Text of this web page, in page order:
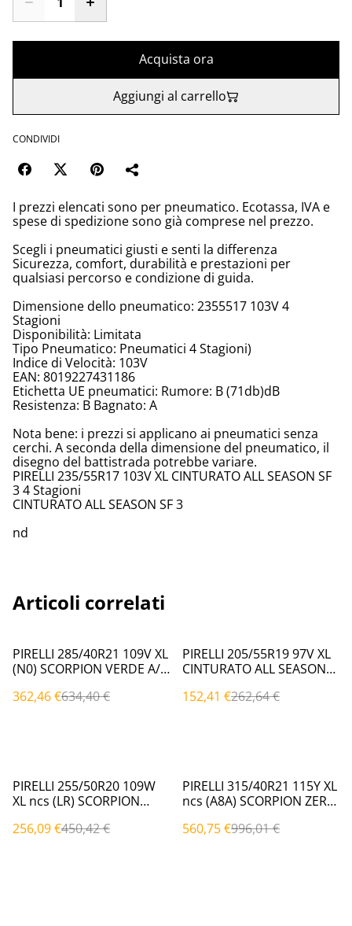
Acquista ora
Aggiungi al carrello
CONDIVIDI
I prezzi elencati sono per pneumatico. Ecotassa, IVA e
spese di spedizione sono già comprese nel prezzo.
Scegli i pneumatici giusti e senti la differenza
Sicurezza, comfort, durabilità e prestazioni per
qualsiasi percorso e condizione di guida.
Dimensione dello pneumatico: 2355517 103V 4
Stagioni
Disponibilità: Limitata
Tipo Pneumatico: Pneumatici 4 Stagioni)
Indice di Velocità: 103V
EAN: 8019227431186
Etichetta UE pneumatici: Rumore: B (71db)dB
Resistenza: B Bagnato: A
Nota bene: i prezzi si applicano ai pneumatici senza
cerchi. A seconda della dimensione del pneumatico, il
disegno del battistrada potrebbe variare.
PIRELLI 235/55R17 103V XL CINTURATO ALL SEASON SF
3 4 Stagioni
CINTURATO ALL SEASON SF 3
nd
Articoli correlati
%
PIRELLI 285/40R21 109V XL
(N0) SCORPION VERDE A/S
362,46 €634,40 €
%
PIRELLI 205/55R19 97V XL
CINTURATO ALL SEASON
152,41 €262,64 €
%
PIRELLI 255/50R20 109W
XL ncs (LR) SCORPION
Stagioni
256,09 €450,42 €
%
PIRELLI 315/40R21 115Y XL
ncs (A8A) SCORPION ZERO
560,75 €996,01 €